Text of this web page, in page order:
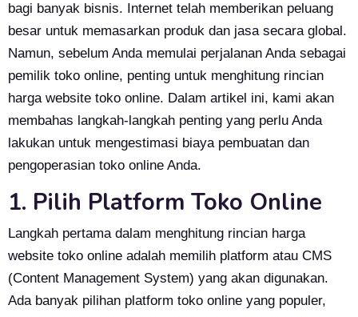
bagi banyak bisnis. Internet telah memberikan peluang
besar untuk memasarkan produk dan jasa secara global.
Namun, sebelum Anda memulai perjalanan Anda sebagai
pemilik toko online, penting untuk menghitung rincian
harga website toko online. Dalam artikel ini, kami akan
membahas langkah-langkah penting yang perlu Anda
lakukan untuk mengestimasi biaya pembuatan dan
pengoperasian toko online Anda.
1. Pilih Platform Toko Online
Langkah pertama dalam menghitung rincian harga
website toko online adalah memilih platform atau CMS
(Content Management System) yang akan digunakan.
Ada banyak pilihan platform toko online yang populer,